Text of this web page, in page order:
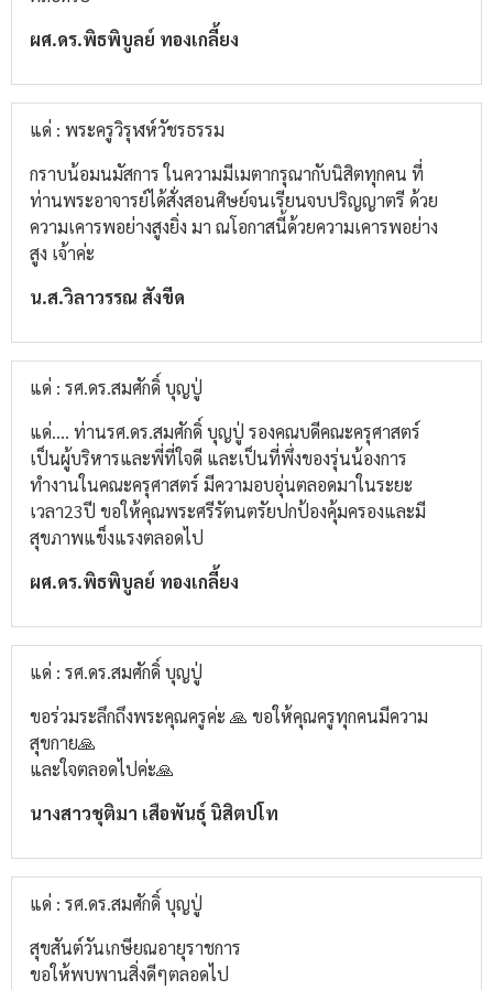
ผศ.ดร.พิธพิบูลย์​ ทองเกลี้ยง
แด่ : พระครูวิรุฬห์วัชรธรรม
กราบน้อมนมัสการ​ ในความมีเมตากรุณากับนิสิต​ทุกคน​ ที่
ท่านพระอาจารย์​ได้สั่งสอนศิษย์​จนเรียนจบ​ปริญญาตรี​ ด้วย
ความเคารพ​อย่างสูง​ยิ่ง​ มา​ ณ​โอกาส​นี้ด้วยความเคารพ​อย่าง
สูง​ เจ้าค่ะ
น.ส.วิลา​วรรณ​ สังขีด
แด่ : รศ.ดร.สมศักดิ์ บุญปู่
แด่.... ท่านรศ.ดร.สมศักดิ์​ บุญปู่​ รองคณบดีคณะครุศาสตร์​
เป็นผู้บริหารและพี่ที่ใจดี​ และเป็นที่พึ่งของรุ่นน้อง​การ
ทำงานในคณะครุศาสตร์​ มีความอบอุ่นตลอดมาในระยะ
เวลา23ปี​ ขอให้คุณพระศรีรัตนตรัยปกป้องคุ้มครองและมี
สุขภาพแข็งแรงตลอดไป
ผศ.ดร.พิธพิบูลย์​ ทองเกลี้ยง
แด่ : รศ.ดร.สมศักดิ์ บุญปู่
ขอร่วมระลึกถึงพระคุณครูค่ะ 🙏 ขอให้คุณครูทุกคนมีความ
สุขกาย🙏
และใจตลอดไปค่ะ🙏
นางสาวชุติมา เสือพันธุ์ นิสิตปโท
แด่ : รศ.ดร.สมศักดิ์ บุญปู่
สุขสันต์วันเกษียณอายุราชการ
ขอให้พบพานสิ่งดีๆตลอดไป